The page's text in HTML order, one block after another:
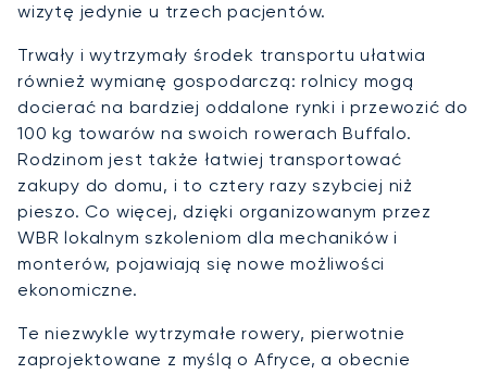
wizytę jedynie u trzech pacjentów.
Trwały i wytrzymały środek transportu ułatwia
również wymianę gospodarczą: rolnicy mogą
docierać na bardziej oddalone rynki i przewozić do
100 kg towarów na swoich rowerach Buffalo.
Rodzinom jest także łatwiej transportować
zakupy do domu, i to cztery razy szybciej niż
pieszo. Co więcej, dzięki organizowanym przez
WBR lokalnym szkoleniom dla mechaników i
monterów, pojawiają się nowe możliwości
ekonomiczne.
Te niezwykle wytrzymałe rowery, pierwotnie
zaprojektowane z myślą o Afryce, a obecnie